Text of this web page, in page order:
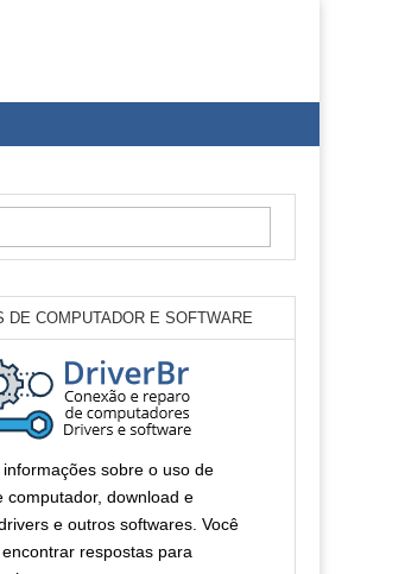
DE COMPUTADOR E SOFTWARE
sobre o uso de
computador, download e
e outros softwares. Você
respostas para